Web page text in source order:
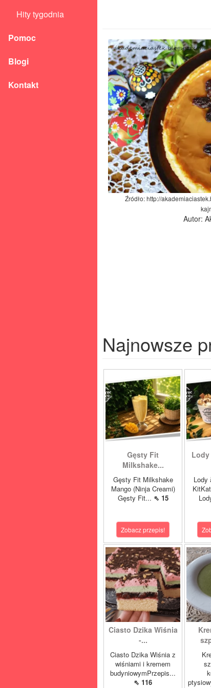
Hity tygodnia
Pomoc
Blogi
Kontakt
Źródło: http://
Autor:
Najnowsze
Gęsty Fit
Milkshake...
Gęsty Fit Milkshake
Mango (Ninja Creami)
Gęsty Fit... ⇖ 15
Zobacz przepis!
Lody
Lody
Ciasto Dzika Wiśnia
-...
Ciasto Dzika Wiśnia z
wiśniami i kremem
budyniowymPrzepis...
⇖ 116